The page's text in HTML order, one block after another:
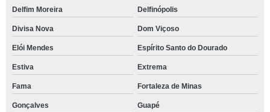
Delfim Moreira Delfinópolis
Divisa Nova Dom Viçoso
Elói Mendes Espírito Santo do Dourado
Estiva Extrema
Fama Fortaleza de Minas
Gonçalves Guapé